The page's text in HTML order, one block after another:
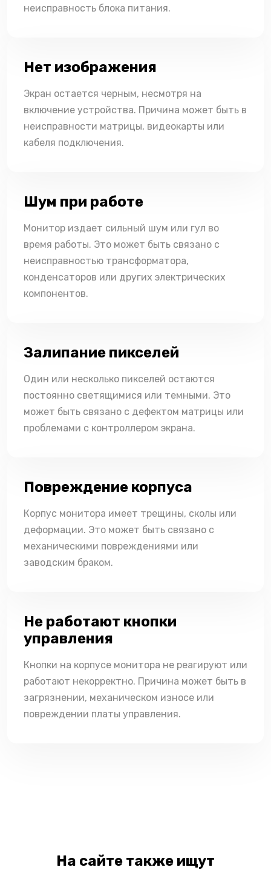
неисправность блока питания.
Нет изображения
Экран остается черным, несмотря на
включение устройства. Причина может быть в
неисправности матрицы, видеокарты или
кабеля подключения.
Шум при работе
Монитор издает сильный шум или гул во
время работы. Это может быть связано с
неисправностью трансформатора,
конденсаторов или других электрических
компонентов.
Залипание пикселей
Один или несколько пикселей остаются
постоянно светящимися или темными. Это
может быть связано с дефектом матрицы или
проблемами с контроллером экрана.
Повреждение корпуса
Корпус монитора имеет трещины, сколы или
деформации. Это может быть связано с
механическими повреждениями или
заводским браком.
Не работают кнопки
управления
Кнопки на корпусе монитора не реагируют или
работают некорректно. Причина может быть в
загрязнении, механическом износе или
повреждении платы управления.
На сайте также ищут